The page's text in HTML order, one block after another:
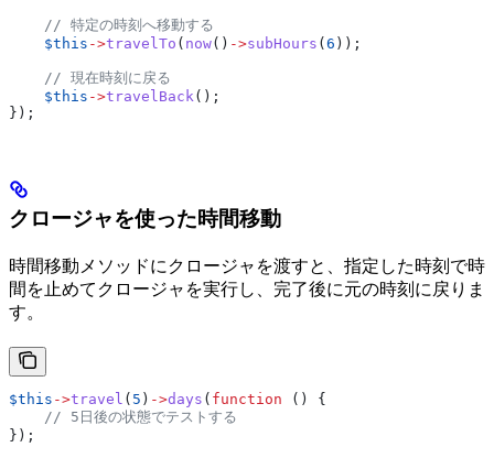
    // 特定の時刻へ移動する
    $this
->travelTo ( now() ->subHours (6 ));
    // 現在時刻に戻る
    $this
->travelBack ();
});
クロージャを使った時間移動
時間移動メソッドにクロージャを渡すと、指定した時刻で時
間を止めてクロージャを実行し、完了後に元の時刻に戻りま
す。
$this ->travel ( 5 ) ->days ( function () {
    // 5日後の状態でテストする
});